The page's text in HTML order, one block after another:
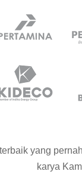
yang
karya